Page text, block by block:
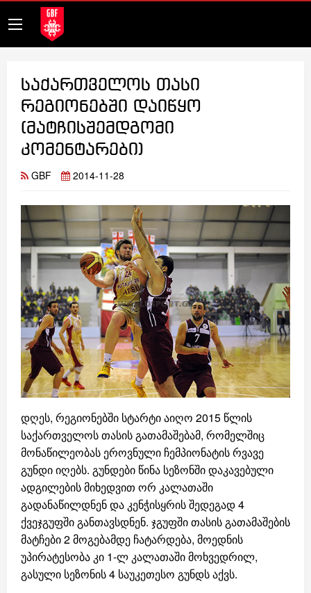
საქართველოს თასი
რეგიონებში დაიწყო
(მატჩისშემდგომი
კომენტარები)
GBF 2014-11-28
დღეს, რეგიონებში სტარტი აიღო 2015 წლის
საქართველოს თასის გათამაშებამ, რომელშიც
მონაწილეობას ეროვნული ჩემპიონატის რვავე
გუნდი იღებს. გუნდები წინა სეზონში დაკავებული
ადგილების მიხედვით ორ კალათაში
გადანაწილდნენ და კენჭისყრის შედეგად 4
ქვეჯგუფში განთავსდნენ. ჯგუფში თასის გათამაშების
მატჩები 2 მოგებამდე ჩატარდება, მოედნის
უპირატესობა კი 1-ლ კალათაში მოხვედრილ,
გასული სეზონის 4 საუკეთესო გუნდს აქვს.